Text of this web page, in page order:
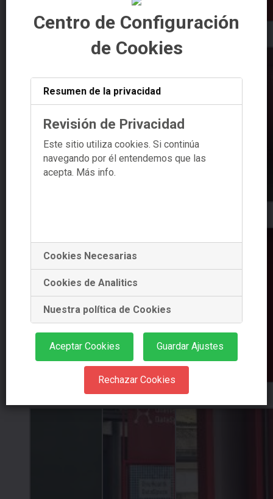
Centro de Configuración
de Cookies
Resumen de la privacidad
Revisión de Privacidad
Este sitio utiliza cookies. Si continúa
navegando por él entendemos que las
acepta. Más info.
Cookies Necesarias
Cookies de Analitics
Nuestra política de Cookies
Aceptar Cookies Guardar Ajustes
Rechazar Cookies